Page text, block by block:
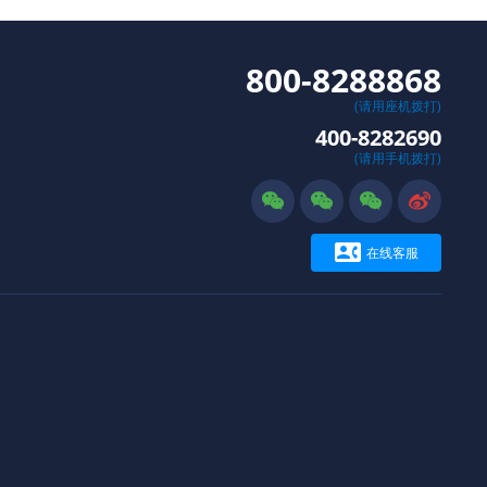
800-8288868
(请用座机拨打)
400-8282690
(请用手机拨打)
   
 在线客服